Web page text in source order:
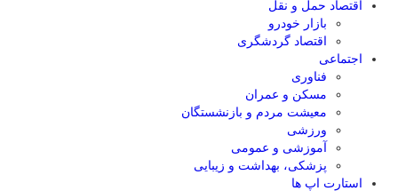
اقتصاد حمل و نقل
بازار خودرو
اقتصاد گردشگری
اجتماعی
فناوری
مسکن و عمران
معیشت مردم و بازنشستگان
ورزشی
آموزشی و عمومی
پزشکی، بهداشت و زیبایی
استارت اپ ها